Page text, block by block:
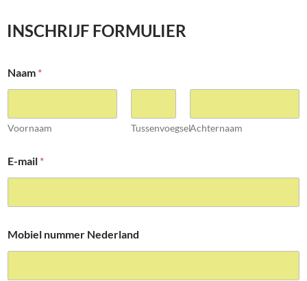
INSCHRIJF FORMULIER
Naam *
Voornaam TussenvoegselAchternaam
E-mail *
Mobiel nummer Nederland